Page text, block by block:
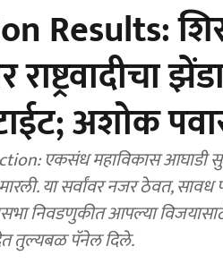
Results:
अशोक
एकसंध महाविकास आघाडी
या सर्वांवर नजर ठेवत,
निवडणुकीत आपल्या
देत तुल्यबळ पॅनेल दिले.